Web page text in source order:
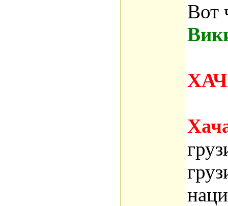
Вот